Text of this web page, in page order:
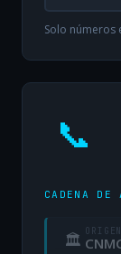
Solo números
📞
CADENA DE
🏛 ORIGEN